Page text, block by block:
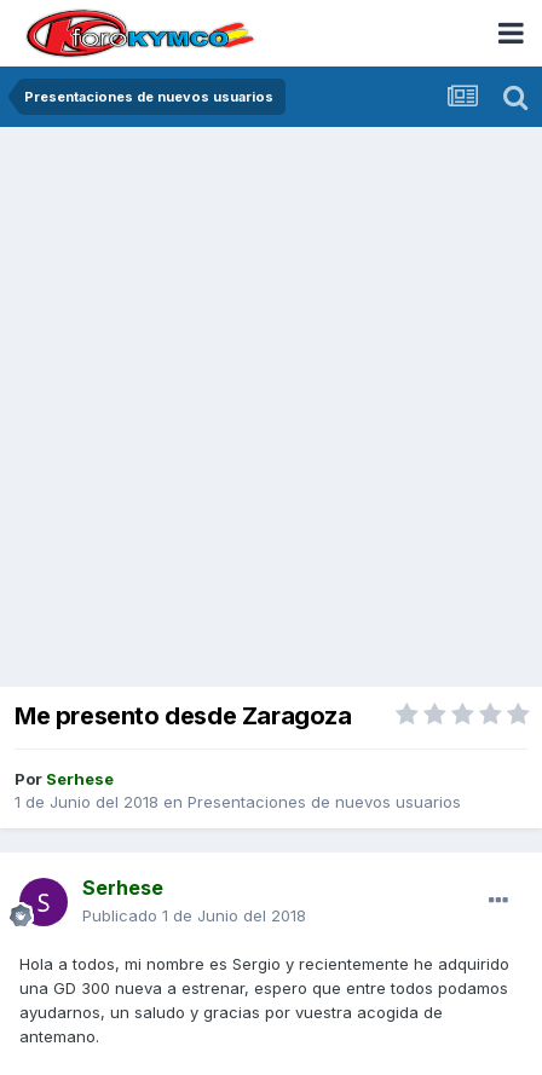
Presentaciones de nuevos usuarios
Me presento desde Zaragoza
Por Serhese
1 de Junio del 2018 en Presentaciones de nuevos usuarios
Serhese
Publicado 1 de Junio del 2018
Hola a todos, mi nombre es Sergio y recientemente he adquirido
una GD 300 nueva a estrenar, espero que entre todos podamos
ayudarnos, un saludo y gracias por vuestra acogida de
antemano.